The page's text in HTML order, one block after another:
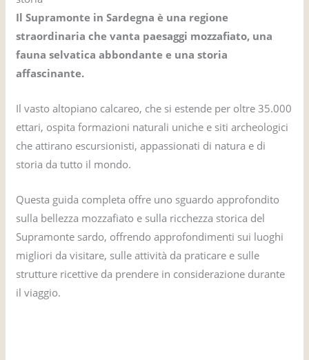
Il Supramonte in Sardegna è una regione
straordinaria che vanta paesaggi mozzafiato, una
fauna selvatica abbondante e una storia
affascinante.
Il vasto altopiano calcareo, che si estende per oltre 35.000
ettari, ospita formazioni naturali uniche e siti archeologici
che attirano escursionisti, appassionati di natura e di
storia da tutto il mondo.
Questa guida completa offre uno sguardo approfondito
sulla bellezza mozzafiato e sulla ricchezza storica del
Supramonte sardo, offrendo approfondimenti sui luoghi
migliori da visitare, sulle attività da praticare e sulle
strutture ricettive da prendere in considerazione durante
il viaggio.